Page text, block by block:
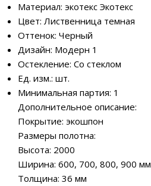
Материал: экотекс Экотекс
Цвет: Лиственница темная
Оттенок: Черный
Дизайн: Модерн 1
Остекление: Со стеклом
Ед. изм.: шт.
Минимальная партия: 1
Дополнительное описание:
Покрытие: экошпон
Размеры полотна:
Высота: 2000
Ширина: 600, 700, 800, 900 мм
Толщина: 36 мм